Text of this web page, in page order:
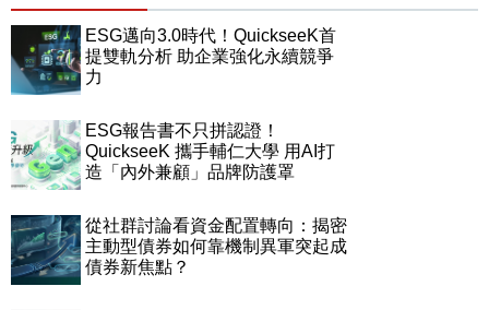
ESG邁向3.0時代！QuickseeK首
提雙軌分析 助企業強化永續競爭
力
ESG報告書不只拼認證！
QuickseeK 攜手輔仁大學 用AI打
造「內外兼顧」品牌防護罩
從社群討論看資金配置轉向：揭密
主動型債券如何靠機制異軍突起成
債券新焦點？